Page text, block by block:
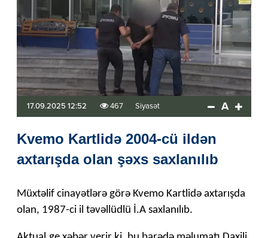
17.09.2025 12:52 467 Siyasət A
Kvemo Kartlidə 2004-cü ildən
axtarışda olan şəxs saxlanılıb
Müxtəlif cinayətlərə görə Kvemo Kartlidə axtarışda
olan, 1987-ci il təvəllüdlü İ.A saxlanılıb.